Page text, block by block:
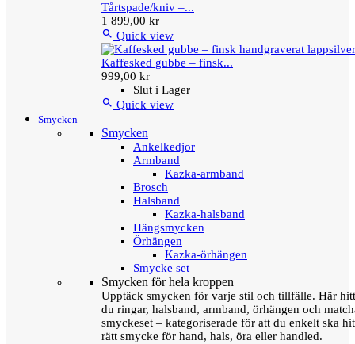
Tårtspade/kniv –...
1 899,00 kr
 Quick view
Kaffesked gubbe – finsk...
999,00 kr
Slut i Lager
 Quick view
Smycken
Smycken
Ankelkedjor
Armband
Kazka-armband
Brosch
Halsband
Kazka-halsband
Hängsmycken
Örhängen
Kazka-örhängen
Smycke set
Smycken för hela kroppen
Upptäck smycken för varje stil och tillfälle. Här
du ringar, halsband, armband, örhängen och
smyckeset – kategoriserade för att du enkelt ska
rätt smycke för hand, hals, öra eller handled.